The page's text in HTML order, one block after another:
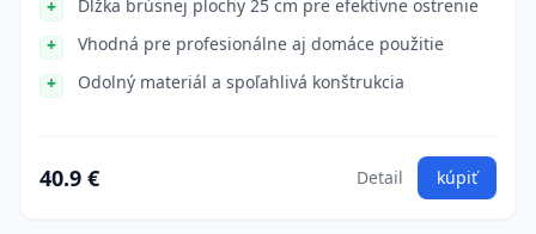
Dĺžka brúsnej plochy 25 cm pre efektívne ostrenie
Vhodná pre profesionálne aj domáce použitie
Odolný materiál a spoľahlivá konštrukcia
40.9 € Detail kúpiť